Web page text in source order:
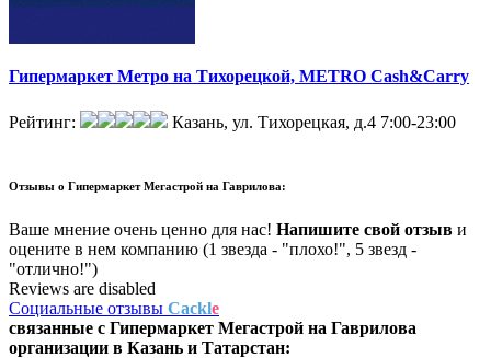
Гипермаркет Метро на Тихорецкой, METRO Cash&Carry
Рейтинг: Казань, ул. Тихорецкая, д.4 7:00-23:00
Отзывы о Гипермаркет Мегастрой на Гаврилова:
Ваше мнение очень ценно для нас! Напишите свой отзыв и
оцените в нем компанию (1 звезда - "плохо!", 5 звезд -
"отлично!")
Reviews are disabled
Социальные отзывы Cackle
связанные с Гипермаркет Мегастрой на Гаврилова
организации в Казань и Татарстан: